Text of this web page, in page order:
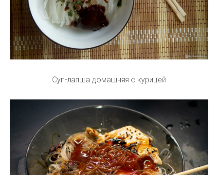
Суп-лапша домашняя с курицей